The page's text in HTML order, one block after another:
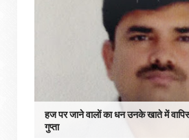
हज पर जाने वालों का धन उनके खाते में
गुप्ता